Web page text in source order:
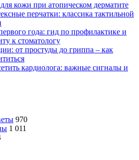
кожи при атопическом дерматите
перчатки: классика тактильной
года: гид по профилактике и
к стоматологу
от простуды до гриппа – как
кардиолога: важные сигналы и
970
1 011